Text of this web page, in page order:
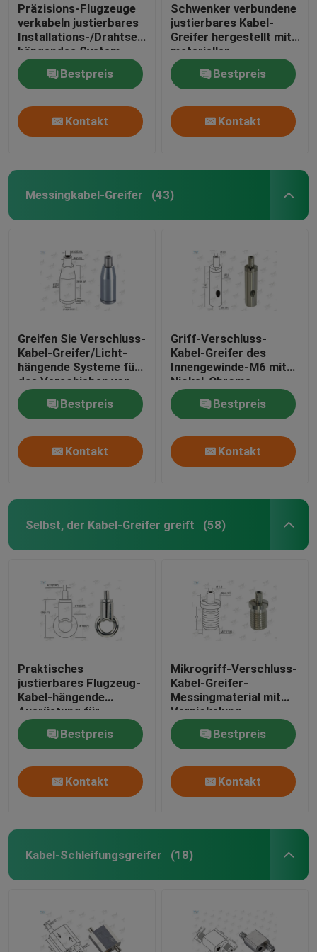
Präzisions-Flugzeuge
verkabeln justierbares
Installations-/Drahtseil-
hängendes System
Bestpreis
Kontakt
Schwenker verbundene
justierbares Kabel-
Greifer hergestellt mit
materieller
MessingVernickelung
Bestpreis
Kontakt
Messingkabel-Greifer (43)
Greifen Sie Verschluss-
Kabel-Greifer/Licht-
hängende Systeme für
das Verschieben von
Zeichen
Bestpreis
Kontakt
Griff-Verschluss-
Kabel-Greifer des
Innengewinde-M6 mit
Nickel-Chrome-
Farbüberzug
Bestpreis
Kontakt
Selbst, der Kabel-Greifer greift (58)
Praktisches
justierbares Flugzeug-
Kabel-hängende
Ausrüstung für
Architekturbeleuchtung
Bestpreis
Kontakt
Mikrogriff-Verschluss-
Kabel-Greifer-
Messingmaterial mit
Vernickelung
Bestpreis
Kontakt
Kabel-Schleifungsgreifer (18)